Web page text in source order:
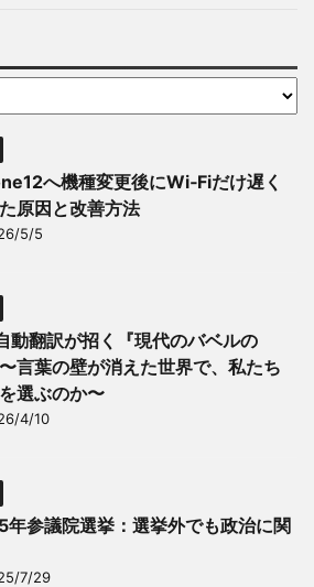
へ機種変更後にWi‑Fiだけ遅く
原因と改善方法
5/5
動翻訳が招く『現代のバベルの
言葉の壁が消えた世界で、私たち
選ぶのか〜
4/10
参議院選挙：選挙外でも政治に関
7/29